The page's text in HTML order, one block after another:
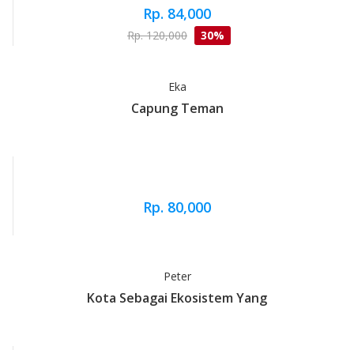
Rp. 84,000
Rp. 120,000 30%
Eka
Capung Teman
Rp. 80,000
Peter
Kota Sebagai Ekosistem Yang